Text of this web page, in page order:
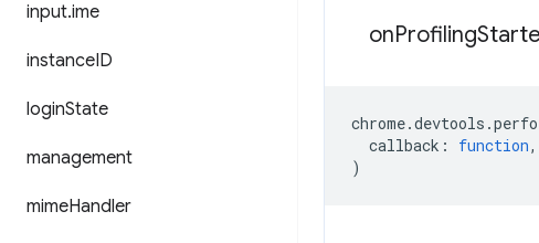
input.ime
instanceID
loginState
management
mimeHandler
onProfiling
chrome.devtools .
callback : function,
)